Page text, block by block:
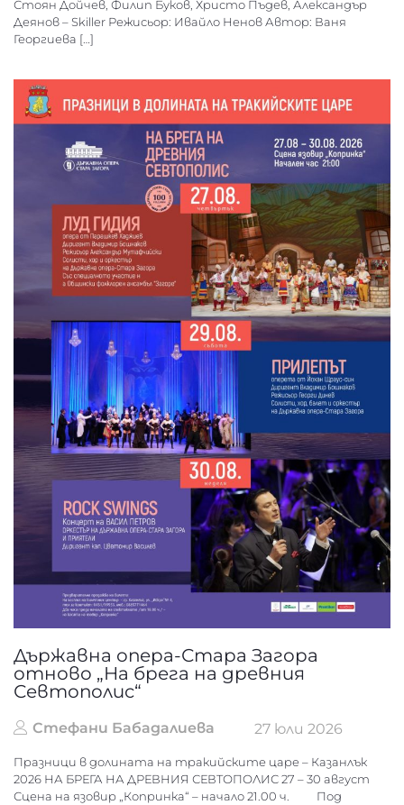
Стоян Дойчев, Филип Буков, Христо Пъдев, Александър
Деянов – Skiller Режисьор: Ивайло Ненов Автор: Ваня
Георгиева […]
Държавна опера-Стара Загора
отново „На брега на древния
Севтополис“
Стефани Бабадалиева 27 юли 2026
Празници в долината на тракийските царе – Казанлък
2026 НА БРЕГА НА ДРЕВНИЯ СЕВТОПОЛИС 27 – 30 август
Сцена на язовир „Копринка“ – начало 21.00 ч. Под